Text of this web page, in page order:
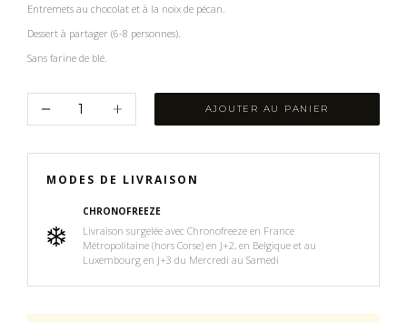
Entremets au chocolat et à la noix de pécan.
Dessert à partager (6-8 personnes).
Sans farine de blé.
AJOUTER AU PANIER
MODES DE LIVRAISON
CHRONOFREEZE
Livraison surgelée avec Chronofreeze en France
Métropolitaine (hors Corse) en J+2, en Belgique et au
Luxembourg en J+3 du Mercredi au Samedi